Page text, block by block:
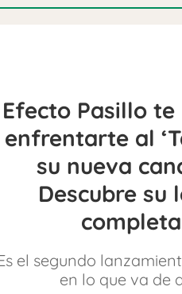
Efecto Pasillo
enfrentarte al
su nueva
Descubre su
completa
el segundo
en lo que va de